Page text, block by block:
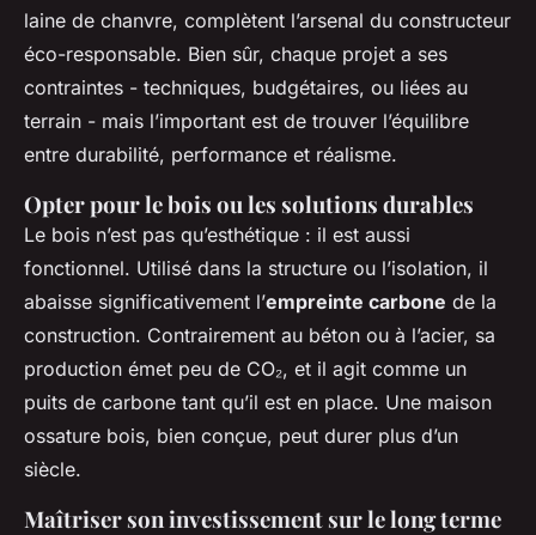
laine de chanvre, complètent l’arsenal du constructeur
éco-responsable. Bien sûr, chaque projet a ses
contraintes - techniques, budgétaires, ou liées au
terrain - mais l’important est de trouver l’équilibre
entre durabilité, performance et réalisme.
Opter pour le bois ou les solutions durables
Le bois n’est pas qu’esthétique : il est aussi
fonctionnel. Utilisé dans la structure ou l’isolation, il
abaisse significativement l’empreinte carbone de la
construction. Contrairement au béton ou à l’acier, sa
production émet peu de CO₂, et il agit comme un
puits de carbone tant qu’il est en place. Une maison
ossature bois, bien conçue, peut durer plus d’un
siècle.
Maîtriser son investissement sur le long terme